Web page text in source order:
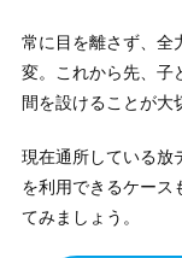
常に目を離さず、全
変。これから先、子
間を設けることが大
現在通所している放
を利用できるケース
てみましょう。